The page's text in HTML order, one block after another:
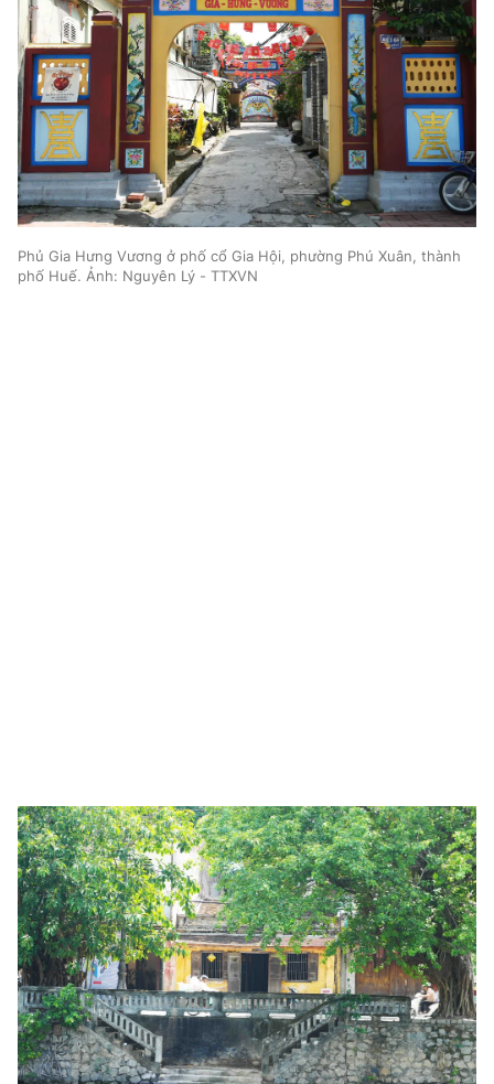
Phủ Gia Hưng Vương ở phố cổ Gia Hội, phường Phú Xuân, thành
phố Huế. Ảnh: Nguyên Lý - TTXVN